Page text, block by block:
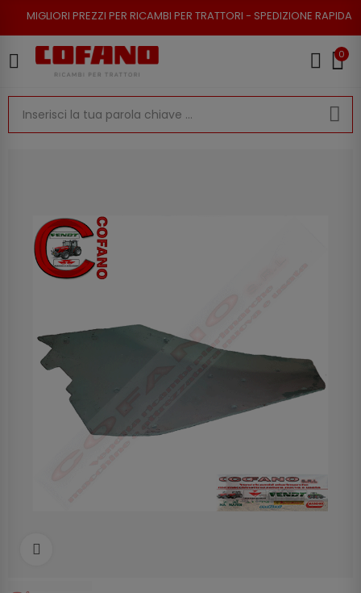
PREZZI PER RICAMBI PER TRATTORI - SPEDIZIONE RAPIDA - RESO
0